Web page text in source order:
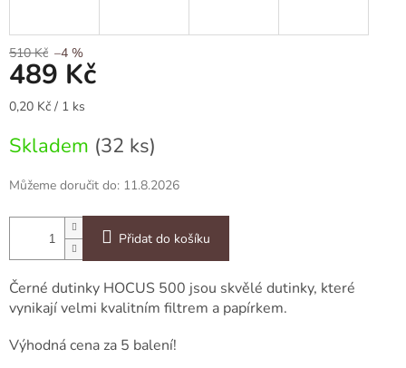
510 Kč –4 %
489 Kč
Měrná
0,20 Kč / 1 ks
Skladem (32 ks)
Můžeme doručit do: 11.8.2026
Přidat do košíku
Černé dutinky HOCUS 500 jsou skvělé dutinky, které
vynikají velmi kvalitním filtrem a papírkem.
Výhodná cena za 5 balení!